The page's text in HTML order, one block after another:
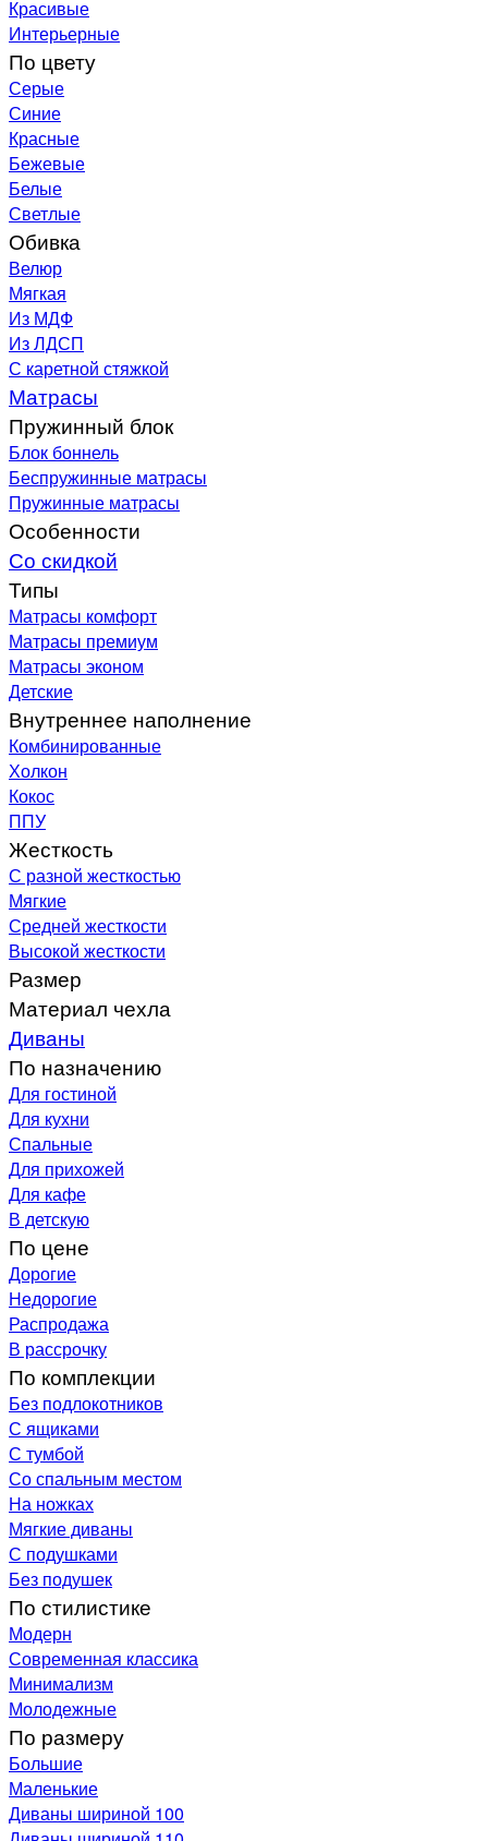
Красивые
Интерьерные
По цвету
Серые
Синие
Красные
Бежевые
Белые
Светлые
Обивка
Велюр
Мягкая
Из МДФ
Из ЛДСП
С каретной стяжкой
Матрасы
Пружинный блок
Блок боннель
Беспружинные матрасы
Пружинные матрасы
Особенности
Со скидкой
Типы
Матрасы комфорт
Матрасы премиум
Матрасы эконом
Детские
Внутреннее наполнение
Комбинированные
Холкон
Кокос
ППУ
Жесткость
С разной жесткостью
Мягкие
Средней жесткости
Высокой жесткости
Размер
Материал чехла
Диваны
По назначению
Для гостиной
Для кухни
Спальные
Для прихожей
Для кафе
В детскую
По цене
Дорогие
Недорогие
Распродажа
В рассрочку
По комплекции
Без подлокотников
С ящиками
С тумбой
Со спальным местом
На ножках
Мягкие диваны
С подушками
Без подушек
По стилистике
Модерн
Современная классика
Минимализм
Молодежные
По размеру
Большие
Маленькие
Диваны шириной 100